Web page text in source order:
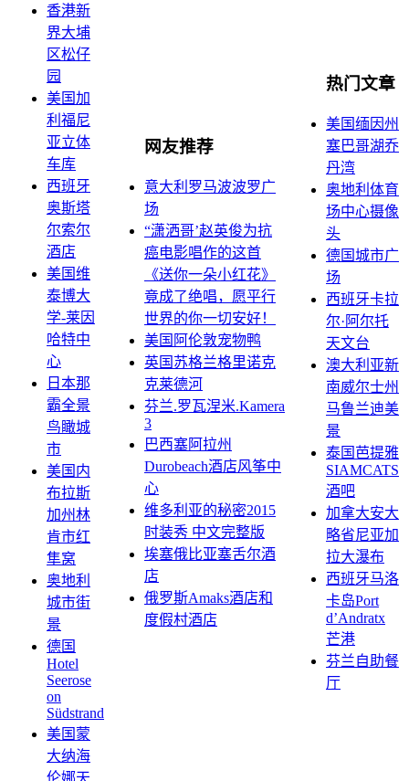
香港新
界大埔
区松仔
园
美国加
利福尼
亚立体
车库
西班牙
奥斯塔
尔索尔
酒店
美国维
泰博大
学-莱因
哈特中
心
日本那
霸全景
鸟瞰城
市
美国内
布拉斯
加州林
肯市红
隼窝
奥地利
城市街
景
德国
Hotel
Seerose
on
Südstrand
美国蒙
大纳海
伦娜天
网友推荐
意大利罗马波波罗广
场
“潇洒哥’赵英俊为抗
癌电影唱作的这首
《送你一朵小红花》
竟成了绝唱，愿平行
世界的你一切安好！
美国阿伦敦宠物鸭
英国苏格兰格里诺克
克莱德河
芬兰.罗瓦涅米.Kamera
3
巴西塞阿拉州
Durobeach酒店风筝中
心
维多利亚的秘密2015
时装秀 中文完整版
埃塞俄比亚塞舌尔酒
店
俄罗斯Amaks酒店和
度假村酒店
热门文章
美国缅因州
塞巴哥湖乔
丹湾
奥地利体育
场中心摄像
头
德国城市广
场
西班牙卡拉
尔·阿尔托
天文台
澳大利亚新
南威尔士州
马鲁兰迪美
景
泰国芭提雅
SIAMCATS
酒吧
加拿大安大
略省尼亚加
拉大瀑布
西班牙马洛
卡岛Port
d’Andratx
芒港
芬兰自助餐
厅